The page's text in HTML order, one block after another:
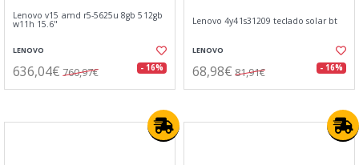
Lenovo v15 amd r5-5625u 8gb 512gb
w11h 15.6"
LENOVO
636,04€ 760,97€ - 16%
Lenovo 4y41s31209 teclado solar bt
LENOVO
68,98€ 81,91€ - 16%